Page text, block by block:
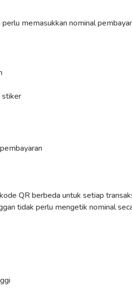
memasukkan nominal
stiker
QR berbeda untuk setiap
tidak perlu mengetik nominal